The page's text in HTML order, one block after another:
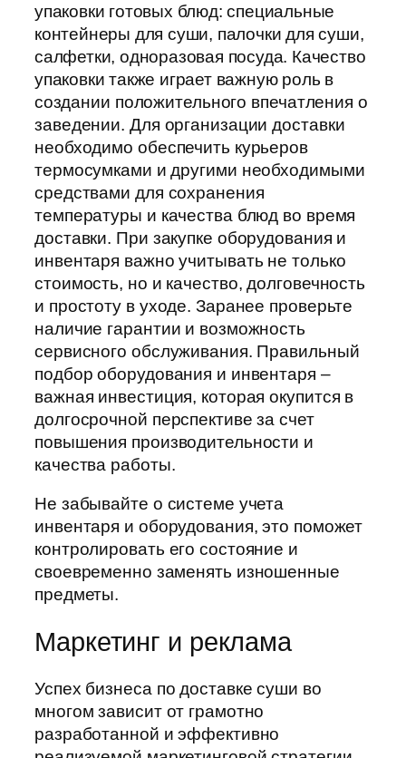
упаковки готовых блюд: специальные
контейнеры для суши, палочки для суши,
салфетки, одноразовая посуда. Качество
упаковки также играет важную роль в
создании положительного впечатления о
заведении. Для организации доставки
необходимо обеспечить курьеров
термосумками и другими необходимыми
средствами для сохранения
температуры и качества блюд во время
доставки. При закупке оборудования и
инвентаря важно учитывать не только
стоимость, но и качество, долговечность
и простоту в уходе. Заранее проверьте
наличие гарантии и возможность
сервисного обслуживания. Правильный
подбор оборудования и инвентаря –
важная инвестиция, которая окупится в
долгосрочной перспективе за счет
повышения производительности и
качества работы.
Не забывайте о системе учета
инвентаря и оборудования, это поможет
контролировать его состояние и
своевременно заменять изношенные
предметы.
Маркетинг и реклама
Успех бизнеса по доставке суши во
многом зависит от грамотно
разработанной и эффективно